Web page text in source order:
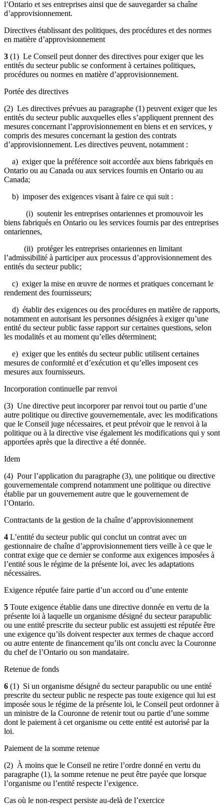
l’Ontario et ses entreprises ainsi que de sauvegarder sa chaîne
d’approvisionnement.
Directives établissant des politiques, des procédures et des normes
en matière d’approvisionnement
3 (1) Le Conseil peut donner des directives pour exiger que les
entités du secteur public se conforment à certaines politiques,
procédures ou normes en matière d’approvisionnement.
Portée des directives
(2) Les directives prévues au paragraphe (1) peuvent exiger que les
entités du secteur public auxquelles elles s’appliquent prennent des
mesures concernant l’approvisionnement en biens et en services, y
compris des mesures concernant la gestion des contrats
d’approvisionnement. Les directives peuvent, notamment :
a) exiger que la préférence soit accordée aux biens fabriqués en
Ontario ou au Canada ou aux services fournis en Ontario ou au
Canada;
b) imposer des exigences visant à faire ce qui suit :
(i) soutenir les entreprises ontariennes et promouvoir les
biens fabriqués en Ontario ou les services fournis par des entreprises
ontariennes,
(ii) protéger les entreprises ontariennes en limitant
l’admissibilité à participer aux processus d’approvisionnement des
entités du secteur public;
c) exiger la mise en œuvre de normes et pratiques concernant le
rendement des fournisseurs;
d) établir des exigences ou des procédures en matière de rapports,
notamment en autorisant les personnes désignées à exiger qu’une
entité du secteur public fasse rapport sur certaines questions, selon
les modalités et au moment qu’elles déterminent;
e) exiger que les entités du secteur public utilisent certaines
mesures de conformité et d’exécution et qu’elles imposent ces
mesures aux fournisseurs.
Incorporation continuelle par renvoi
(3) Une directive peut incorporer par renvoi tout ou partie d’une
autre politique ou directive gouvernementale, avec les modifications
que le Conseil juge nécessaires, et peut prévoir que le renvoi à la
politique ou à la directive vise également les modifications qui y sont
apportées après que la directive a été donnée.
Idem
(4) Pour l’application du paragraphe (3), une politique ou directive
gouvernementale comprend notamment une politique ou directive
établie par un gouvernement autre que le gouvernement de
l’Ontario.
Contractants de la gestion de la chaîne d’approvisionnement
4 L’entité du secteur public qui conclut un contrat avec un
gestionnaire de chaîne d’approvisionnement tiers veille à ce que le
contrat exige que ce dernier se conforme aux exigences imposées à
l’entité sous le régime de la présente loi, avec les adaptations
nécessaires.
Exigence réputée faire partie d’un accord ou d’une entente
5 Toute exigence établie dans une directive donnée en vertu de la
présente loi à laquelle un organisme désigné du secteur parapublic
ou une entité prescrite du secteur public est assujetti est réputée être
une exigence qu’ils doivent respecter aux termes de chaque accord
ou autre entente de financement qu’ils ont conclu avec la Couronne
du chef de l’Ontario ou son mandataire.
Retenue de fonds
6 (1) Si un organisme désigné du secteur parapublic ou une entité
prescrite du secteur public ne respecte pas toute exigence qui lui est
imposée sous le régime de la présente loi, le Conseil peut ordonner à
un ministre de la Couronne de retenir tout ou partie d’une somme
dont le paiement à cet organisme ou cette entité est autorisé par la
loi.
Paiement de la somme retenue
(2) À moins que le Conseil ne retire l’ordre donné en vertu du
paragraphe (1), la somme retenue ne peut être payée que lorsque
l’organisme ou l’entité respecte l’exigence.
Cas où le non-respect persiste au-delà de l’exercice